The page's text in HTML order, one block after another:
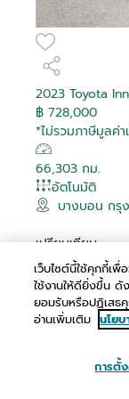
2023 Toyota
฿ 728,000
*ไม่รวมภาษีมูลค่า
66,303 กม.
อัตโนมัติ
บางบอน กรุ
เปรียบเทียบ
ผ่อนเริ่มต้น
฿ 14,064 /เดือน
เว็บไซต์นี้ใช้คุกกี้เ
ใช้งานให้ดียิ่งขึ้น ดั
ยอมรับหรือปฏิเสธ
อ่านเพิ่มเติม นโย
การตั้